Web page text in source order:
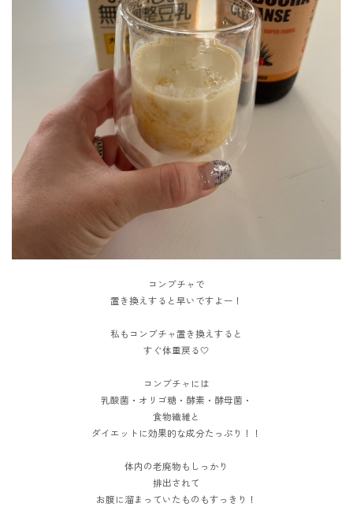
コンブチャで
置き換えすると早いですよー！
私もコンブチャ置き換えすると
すぐ体重戻る🤍
コンブチャには
乳酸菌・オリゴ糖・酵素・酵母菌・
食物繊維と
ダイエットに効果的な成分たっぷり！！
体内の老廃物もしっかり
排出されて
お腹に溜まっていたものもすっきり！